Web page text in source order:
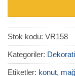
Stok kodu: VR158
Kategoriler:
Etiketler: konut,